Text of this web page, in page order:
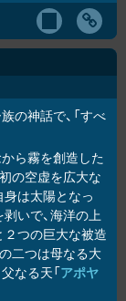
の神話で、「すべ
ら霧を創造した
の空虚を広大な
は太陽となっ
いで、海洋の上
つの巨大な被造
二つは母なる大
父なる天「アポヤ